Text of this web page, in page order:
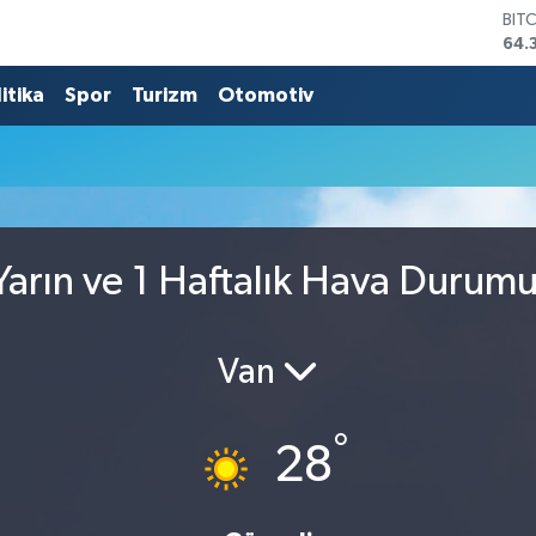
Spor Turizm Otomotiv
ve 1 Haftalık Hava
Van
28°